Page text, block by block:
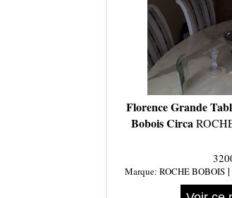
Florence Grande
Bobois Circa
Marque: ROCHE BOBOIS |